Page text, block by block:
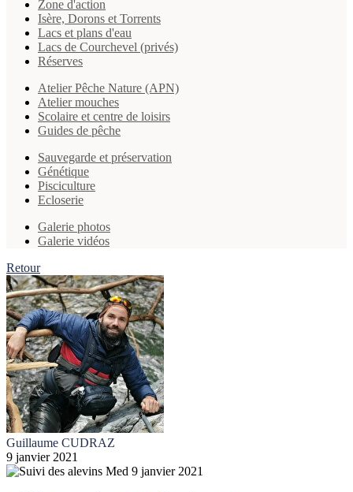
Zone d'action
Isère, Dorons et Torrents
Lacs et plans d'eau
Lacs de Courchevel (privés)
Réserves
Atelier Pêche Nature (APN)
Atelier mouches
Scolaire et centre de loisirs
Guides de pêche
Sauvegarde et préservation
Génétique
Pisciculture
Ecloserie
Galerie photos
Galerie vidéos
Retour
Guillaume CUDRAZ
9 janvier 2021